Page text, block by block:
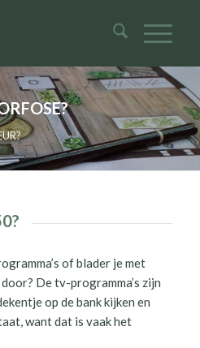
of blader je met
De tv-programma’s zijn
op de bank kijken en
want dat is vaak het